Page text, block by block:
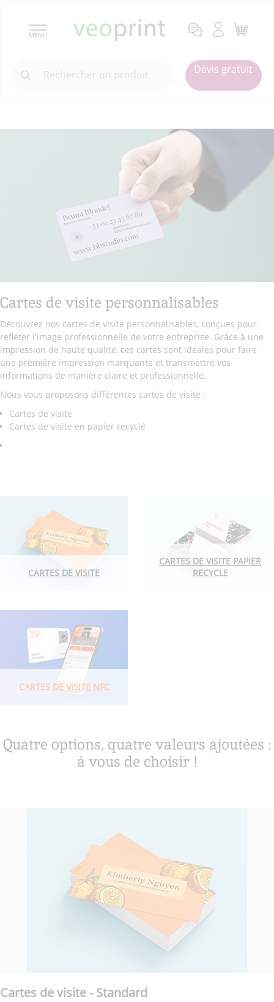
MENU
Devis gratuit
Cartes de visite personnalisables
Découvrez nos cartes de visite personnalisables, conçues pour
refléter l'image professionnelle de votre entreprise. Grâce à une
impression de haute qualité, ces cartes sont idéales pour faire
une première impression marquante et transmettre vos
informations de manière claire et professionnelle.
Nous vous proposons différentes cartes de visite :
Cartes de visite
Cartes de visite en papier recyclé
CARTES DE VISITE
CARTES DE VISITE PAPIER
RECYCLE
CARTES DE VISITE NFC
Quatre options, quatre valeurs ajoutées :
à vous de choisir !
Cartes de visite - Standard